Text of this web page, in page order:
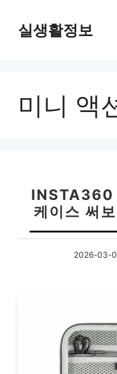
실생활정보
미니 액
INSTA360
케이스 써
2026-03-